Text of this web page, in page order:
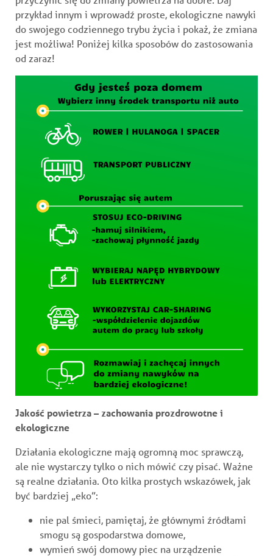
przykład innym i wprowadź proste, ekologiczne nawyki
do swojego codziennego trybu życia i pokaż, że zmiana
jest możliwa! Poniżej kilka sposobów do zastosowania
od zaraz!
Jakość powietrza – zachowania prozdrowotne i
ekologiczne
Działania ekologiczne mają ogromną moc sprawczą,
ale nie wystarczy tylko o nich mówić czy pisać. Ważne
są realne działania. Oto kilka prostych wskazówek, jak
być bardziej „eko”:
nie pal śmieci, pamiętaj, że głównymi źródłami
smogu są gospodarstwa domowe,
wymień swój domowy piec na urządzenie